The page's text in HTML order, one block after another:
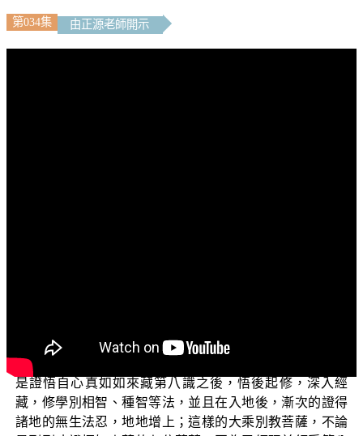
第034集 由正源老師開示
識的著作，而證悟了自心藏識第八識如來藏，這就是大乘
菩薩的「宗通」。本章「說通」所說的「從宗入教」，乃
是證悟自心真如如來藏第八識之後，悟後起修，深入經
藏，修學別相智、種智等法，並且在入地後，漸次的證得
諸地的無生法忍，地地增上；這樣的大乘別教菩薩，不論